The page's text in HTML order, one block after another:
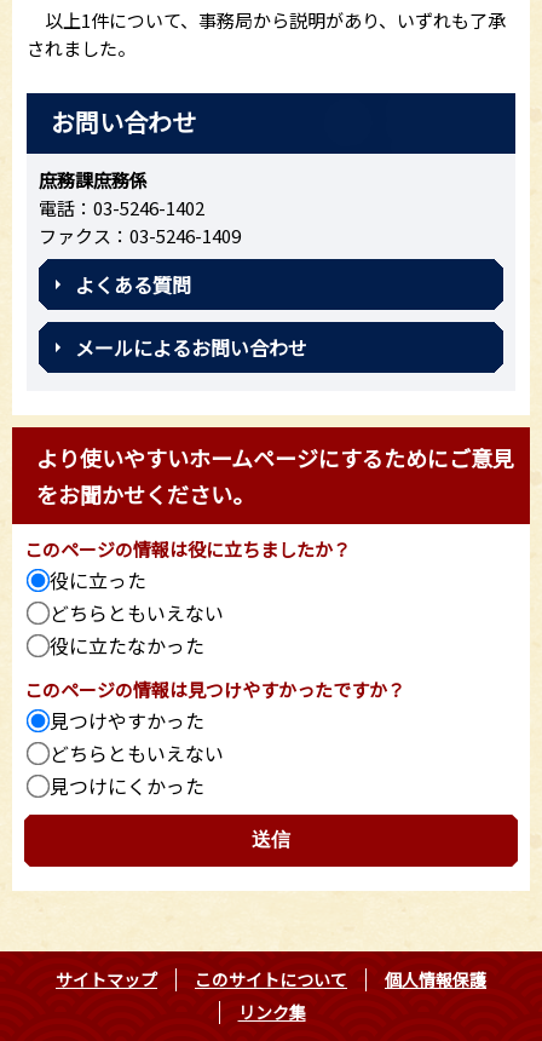
以上1件について、事務局から説明があり、いずれも了承
されました。
お問い合わせ
庶務課庶務係
電話：03-5246-1402
ファクス：03-5246-1409
よくある質問
メールによるお問い合わせ
より使いやすいホームページにするためにご意見
をお聞かせください。
このページの情報は役に立ちましたか？
役に立った
どちらともいえない
役に立たなかった
このページの情報は見つけやすかったですか？
見つけやすかった
どちらともいえない
見つけにくかった
サイトマップ このサイトについて
個人情報保護
リンク集